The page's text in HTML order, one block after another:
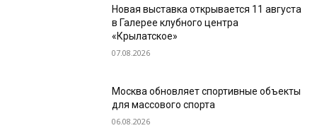
Новая выставка открывается 11 августа
в Галерее клубного центра
«Крылатское»
07.08.2026
Москва обновляет спортивные объекты
для массового спорта
06.08.2026